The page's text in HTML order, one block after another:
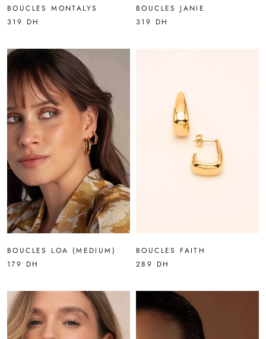
BOUCLES MONTALYS
319 DH
BOUCLES JANIE
319 DH
BOUCLES LOA (MEDIUM)
179 DH
BOUCLES FAITH
289 DH